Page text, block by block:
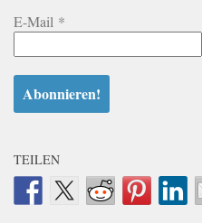
E-Mail *
TEILEN